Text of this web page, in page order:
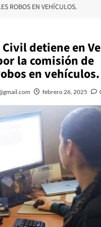
ROBOS EN VEHÍCULOS.
detiene en
la comisión de
en vehículos.
febrero 26, 2025